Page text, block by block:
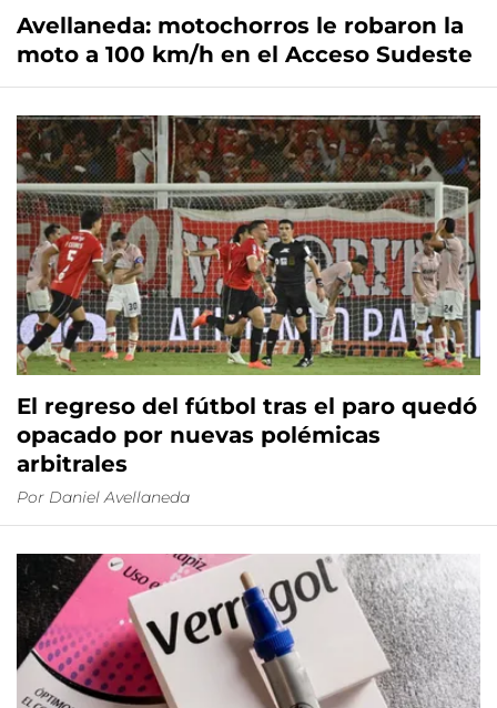
Avellaneda: motochorros le robaron la
moto a 100 km/h en el Acceso Sudeste
El regreso del fútbol tras el paro quedó
opacado por nuevas polémicas
arbitrales
Por Daniel Avellaneda